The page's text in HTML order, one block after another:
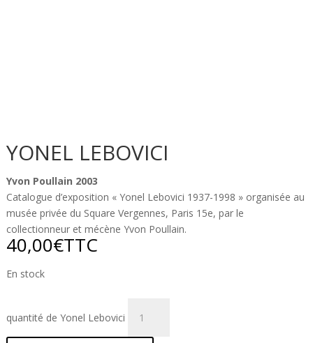
YONEL LEBOVICI
Yvon Poullain 2003
Catalogue d’exposition « Yonel Lebovici 1937-1998 » organisée au
musée privée du Square Vergennes, Paris 15e, par le
collectionneur et mécène Yvon Poullain.
40,00€TTC
En stock
quantité de Yonel Lebovici